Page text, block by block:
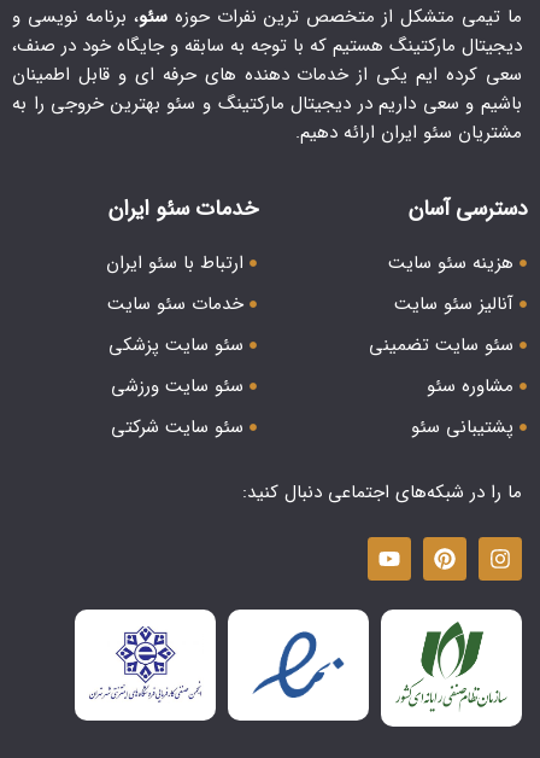
ما تیمی متشکل از متخصص ترین نفرات حوزه سئو، برنامه نویسی و
دیجیتال مارکتینگ هستیم که با توجه به سابقه و جایگاه خود در صنف،
سعی کرده ایم یکی از خدمات دهنده های حرفه ای و قابل اطمینان
باشیم و سعی داریم در دیجیتال مارکتینگ و سئو بهترین خروجی را به
مشتریان سئو ایران ارائه دهیم.
دسترسی آسان
هزینه سئو سایت
آنالیز سئو سایت
سئو سایت تضمینی
مشاوره سئو
پشتیبانی سئو
خدمات سئو ایران
ارتباط با سئو ایران
خدمات سئو سایت
سئو سایت پزشکی
سئو سایت ورزشی
سئو سایت شرکتی
ما را در شبکه‌های اجتماعی دنبال کنید: